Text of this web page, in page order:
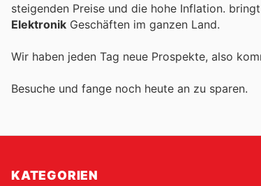
steigenden Preise und die hohe Inflation.
Elektronik Geschäften im ganzen Land.
Wir haben jeden Tag neue Prospekte, also
Besuche und fange noch heute an zu sparen.
KATEGORIEN